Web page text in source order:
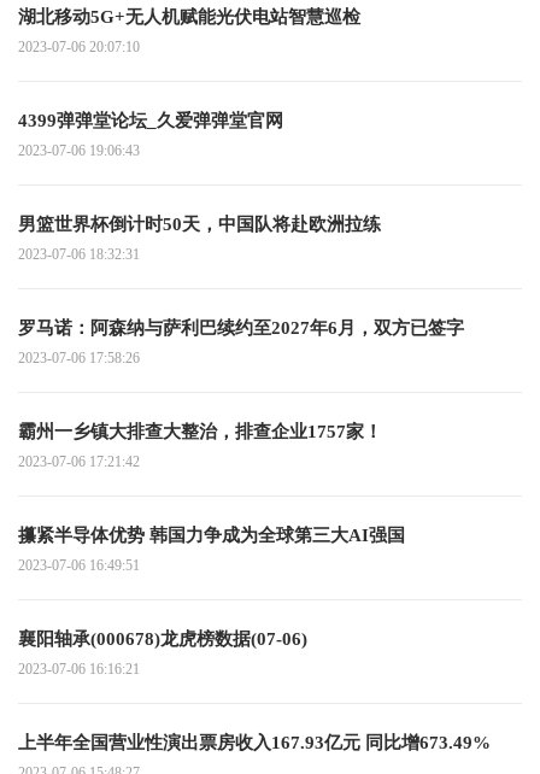
湖北移动5G+无人机赋能光伏电站智慧巡检
2023-07-06 20:07:10
4399弹弹堂论坛_久爱弹弹堂官网
2023-07-06 19:06:43
男篮世界杯倒计时50天，中国队将赴欧洲拉练
2023-07-06 18:32:31
罗马诺：阿森纳与萨利巴续约至2027年6月，双方已签字
2023-07-06 17:58:26
霸州一乡镇大排查大整治，排查企业1757家！
2023-07-06 17:21:42
攥紧半导体优势 韩国力争成为全球第三大AI强国
2023-07-06 16:49:51
襄阳轴承(000678)龙虎榜数据(07-06)
2023-07-06 16:16:21
上半年全国营业性演出票房收入167.93亿元 同比增673.49%